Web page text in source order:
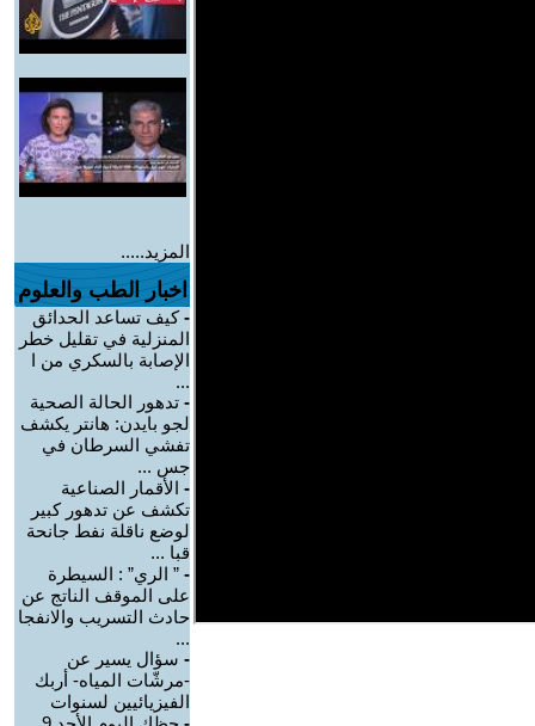
المزيد.....
اخبار الطب والعلوم
-كيف تساعد الحدائق
المنزلية في تقليل خطر
الإصابة بالسكري من ا
...
- تدهور الحالة الصحية
لجو بايدن: هانتر يكشف
تفشي السرطان في
جس ...
- الأقمار الصناعية
تكشف عن تدهور كبير
لوضع ناقلة نفط جانحة
قبا ...
- ” الري” : السيطرة
على الموقف الناتج عن
حادث التسريب والانفجا
...
- سؤال يسير عن
-مرشّات المياه- أربك
الفيزيائيين لسنوات